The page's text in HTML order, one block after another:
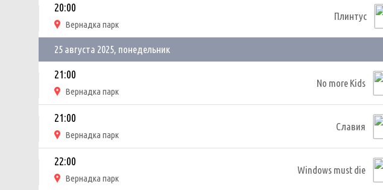
20:00
Вернадка парк
Плинтус
25 августа 2025, понедельник
21:00
Вернадка парк
No more Kids
21:00
Вернадка парк
Славия
22:00
Вернадка парк
Windows must die